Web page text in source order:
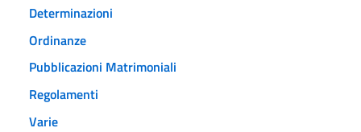
Determinazioni
Ordinanze
Pubblicazioni Matrimoniali
Regolamenti
Varie